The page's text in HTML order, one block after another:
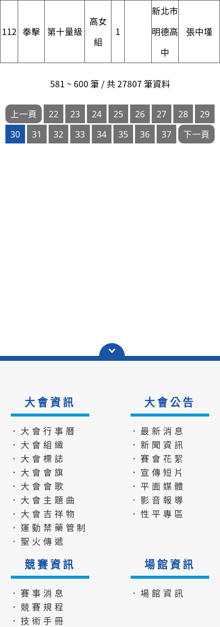
112 拳擊 第十量級
高女
組
1
新北市
明德高
中
張中墐
581 ~ 600 筆 / 共 27807 筆資料
大會資訊
．大會行事曆
．大會組織
．大會標誌
．大會會旗
．大會會歌
．大會主題曲
．大會吉祥物
．運動禁藥管制
．聖火傳遞
大會公告
．最新消息
．新聞資訊
．賽會花絮
．宣傳短片
．平面媒體
．影音報導
．性平專區
競賽資訊
．賽事消息
．競賽規程
．技術手冊
場館資訊
．場館資訊